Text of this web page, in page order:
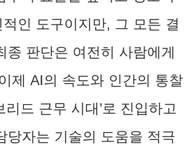
인 도구이지만, 그 모든 결
종 판단은 여전히 사람에게
제 AI의 속도와 인간의 통찰
리드 근무 시대’로 진입하고
당자는 기술의 도움을 적극